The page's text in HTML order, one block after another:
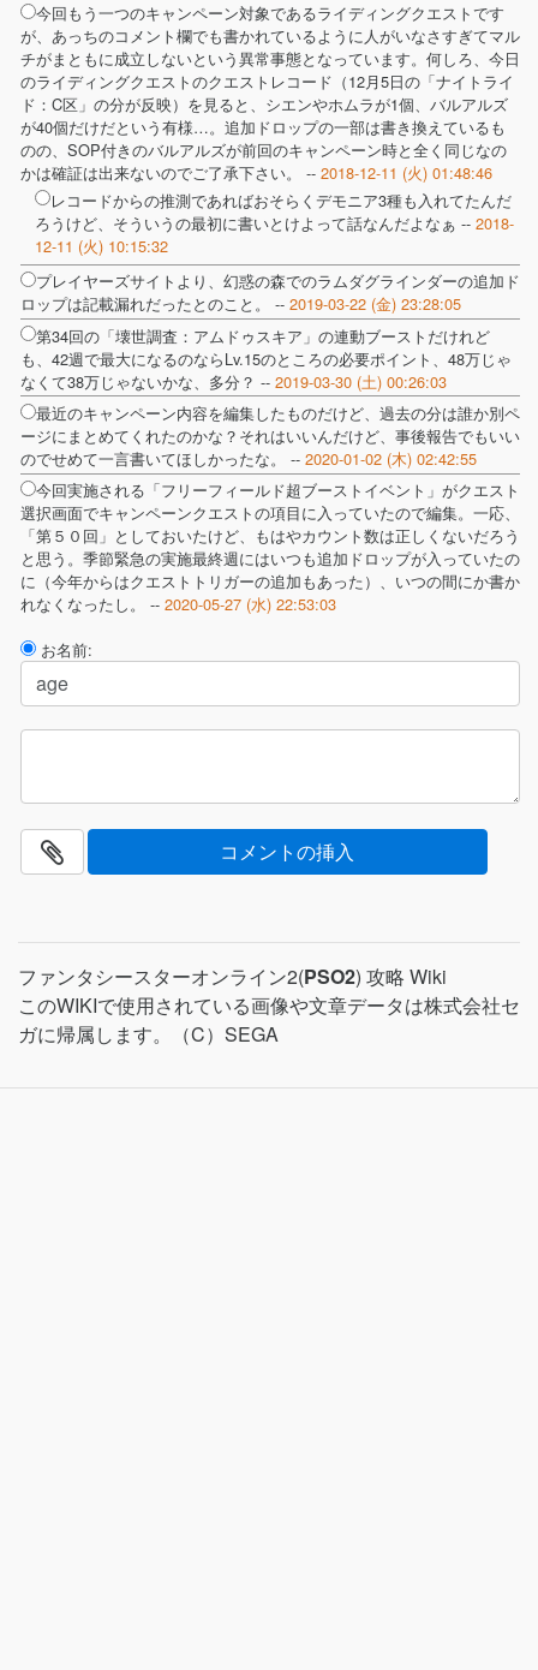
今回もう一つのキャンペーン対象であるライディングクエストです
が、あっちのコメント欄でも書かれているように人がいなさすぎてマル
チがまともに成立しないという異常事態となっています。何しろ、今日
のライディングクエストのクエストレコード（12月5日の「ナイトライ
ド：C区」の分が反映）を見ると、シエンやホムラが1個、バルアルズ
が40個だけだという有様…。追加ドロップの一部は書き換えているも
のの、SOP付きのバルアルズが前回のキャンペーン時と全く同じなの
かは確証は出来ないのでご了承下さい。 -- 2018-12-11 (火) 01:48:46
レコードからの推測であればおそらくデモニア3種も入れてたんだ
ろうけど、そういうの最初に書いとけよって話なんだよなぁ -- 2018-
12-11 (火) 10:15:32
プレイヤーズサイトより、幻惑の森でのラムダグラインダーの追加ド
ロップは記載漏れだったとのこと。 -- 2019-03-22 (金) 23:28:05
第34回の「壊世調査：アムドゥスキア」の連動ブーストだけれど
も、42週で最大になるのならLv.15のところの必要ポイント、48万じゃ
なくて38万じゃないかな、多分？ -- 2019-03-30 (土) 00:26:03
最近のキャンペーン内容を編集したものだけど、過去の分は誰か別ペ
ージにまとめてくれたのかな？それはいいんだけど、事後報告でもいい
のでせめて一言書いてほしかったな。 -- 2020-01-02 (木) 02:42:55
今回実施される「フリーフィールド超ブーストイベント」がクエスト
選択画面でキャンペーンクエストの項目に入っていたので編集。一応、
「第５０回」としておいたけど、もはやカウント数は正しくないだろう
と思う。季節緊急の実施最終週にはいつも追加ドロップが入っていたの
に（今年からはクエストトリガーの追加もあった）、いつの間にか書か
れなくなったし。 -- 2020-05-27 (水) 22:53:03
お名前:
ファンタシースターオンライン2(PSO2) 攻略 Wiki
このWIKIで使用されている画像や文章データは株式会社セ
ガに帰属します。（C）SEGA